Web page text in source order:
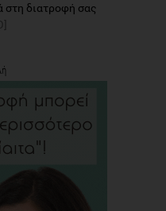
στη διατροφή σας